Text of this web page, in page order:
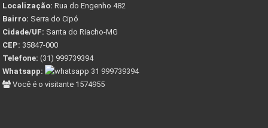
Localização: Rua do Engenho 482
Bairro: Serra do Cipó
Cidade/UF: Santa do Riacho-MG
CEP: 35847-000
Telefone: (31) 999739394
Whatsapp:
31 999739394
Você é o visitante 1574955